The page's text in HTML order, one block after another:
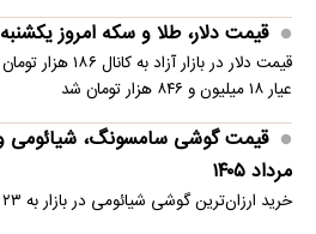
قیمت دلار، طلا و سکه امروز یکشنبه ۱۸ مرداد ۱۴۰۵
عیار ۱۸ میلیون و ۸۴۶ هزار تومان شد
مرداد ۱۴۰۵
خرید ارزان‌ترین گوشی شیائومی در بازار به ۲۳ میلیون تومان بودجه نیاز دارد